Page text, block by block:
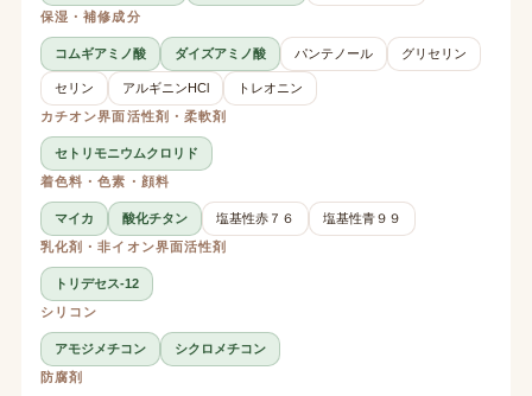
保湿・補修成分
コムギアミノ酸 ダイズアミノ酸 パンテノール グリセリン
セリン アルギニンHCl
トレオニン
カチオン界面活性剤・柔軟剤
セトリモニウムクロリド
着色料・色素・顔料
マイカ 酸化チタン 塩基性赤７６
塩基性青９９
乳化剤・非イオン界面活性剤
トリデセス-12
シリコン
アモジメチコン
シクロメチコン
防腐剤